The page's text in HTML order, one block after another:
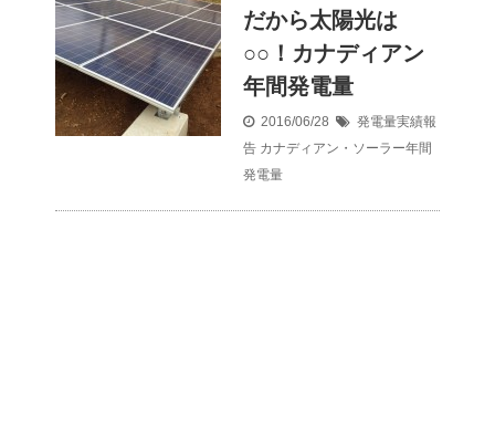
だから太陽光は
○○！カナディアン
年間発電量
2016/06/28
発電量実績報
告 カナディアン・ソーラー年間
発電量